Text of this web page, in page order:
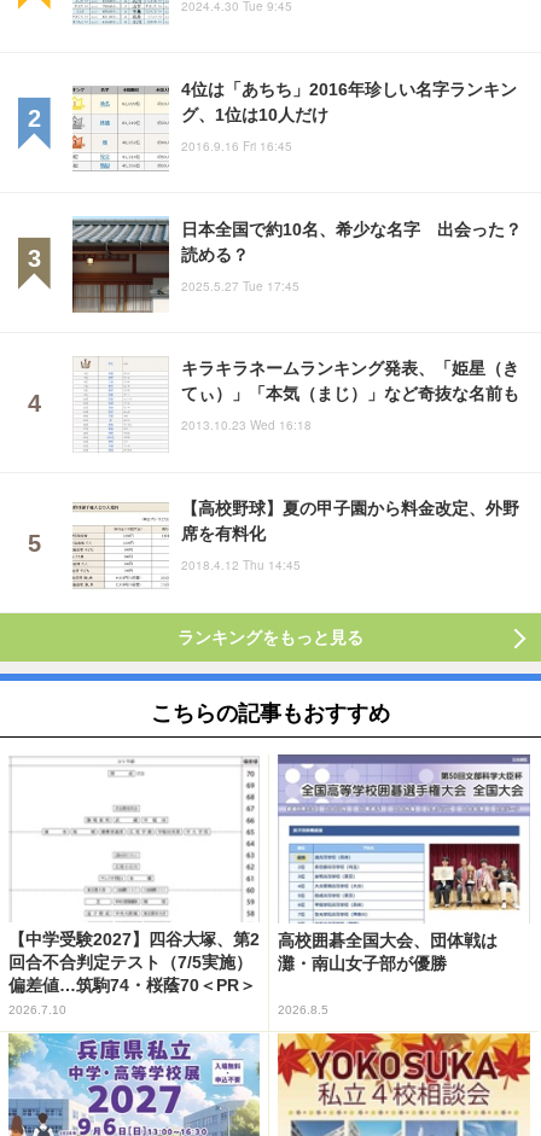
2024.4.30 Tue 9:45
4位は「あちち」2016年珍しい名字ランキン
グ、1位は10人だけ
2016.9.16 Fri 16:45
日本全国で約10名、希少な名字 出会った？
読める？
2025.5.27 Tue 17:45
キラキラネームランキング発表、「姫星（き
てぃ）」「本気（まじ）」など奇抜な名前も
2013.10.23 Wed 16:18
【高校野球】夏の甲子園から料金改定、外野
席を有料化
2018.4.12 Thu 14:45
ランキングをもっと見る
こちらの記事もおすすめ
【中学受験2027】四谷大塚、第2
回合不合判定テスト（7/5実施）
偏差値…筑駒74・桜蔭70＜PR＞
2026.7.10
高校囲碁全国大会、団体戦は
灘・南山女子部が優勝
2026.8.5